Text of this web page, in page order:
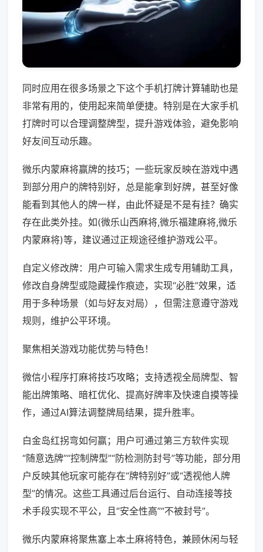
同时应用在很多场景之下这个手机打牌计算辅助也是
非常有用的，使用起来简单便捷。特别是在大家手机
打牌时可以合理调整牌型，提升游戏体验，避免影响
好友间互动乐趣。
微乐内蒙麻将赢牌的技巧；一些玩家反映在游戏中遇
到部分用户的牌特别好，总是能拿到好牌，甚至好像
能看到其他人的牌一样，由此怀疑是不是有挂？确实
存在此类外挂。如(微乐山西麻将,微乐福建麻将,微乐
内蒙麻将)等，建议通过正规途径维护游戏公平。
自定义修改牌：用户可输入需求生成专用辅助工具，
修改自身牌型或隐藏操作痕迹，实现“必胜”效果，适
用于多种场景（如与好友对局），但需注意遵守游戏
规则，维护公平环境。
聚焦相关游戏功能优势与特色！
微信小程序打麻将技巧攻略；支持透视全局牌型、智
能出牌策略、暗杠优化、提高好牌率及快速自摸等操
作，通过AI算法调整牌局结果，提升胜率。
白金岛红拐弯如何赢；用户可通过第三方软件实现
“随意选牌”“控制牌型”“防检测防封号”等功能，部分用
户反映其他玩家可能存在“牌特别好”或“透视他人牌
型”的情况。这些工具通过后台运行、自动连接等技
术手段实现不平公，且“安全性高”“不被封号”。
微乐内蒙麻将聚焦塞上本土麻将特色，兼顾休闲与轻